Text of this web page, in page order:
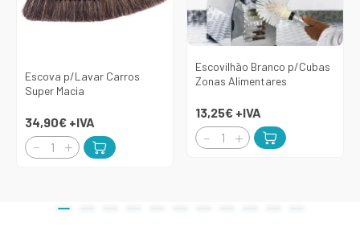
Escova p/Lavar Carros
Super Macia
34,90€ +IVA
Escovilhão Branco p/Cubas
Zonas Alimentares
13,25€ +IVA